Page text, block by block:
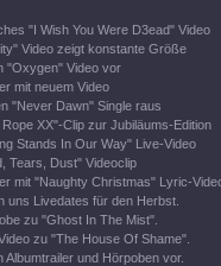
"I Wish You Were D3ead" Video
Video zeigt konstante Größe
"Oxygen" Video vor
mit neuem Video
"Never Dawn" Single raus
XX"-Clip zur Jubiläums-Edition
Stands In Our Way" Live-Video
Tears, Dust" Videoclip
mit "Naughty Christmas" Lyric-
uns Livedates für den Herbst.
zu "Ghost In The Mist".
zu "The House Of Shame".
Albumtrailer und Hörpoben vor.